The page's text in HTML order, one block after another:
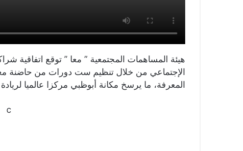
هيئة المساهمات المجتمعية ” معا ” توقع اتفاقية
الإجتماعي من خلال تنظيم ست دورات من حاضنة معا
المعرفة، ما يرسخ مكانة أبوظبي مركزا عالميا لريادة
c